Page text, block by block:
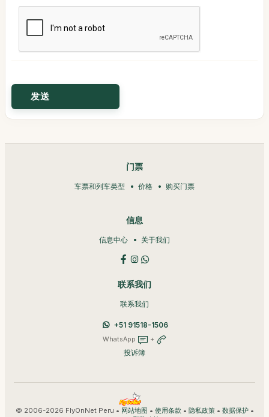
门票
车票和列车类型 价格 购买门票
信息
信息中心 关于我们
联系我们
联系我们
+51 91518-1506
WhatsApp +
投诉簿
© 2006-2026 FlyOnNet Peru • 网站地图 • 使用条款 • 隐私政策• 数据保护•